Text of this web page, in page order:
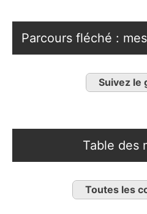
Parcours fléché :
Suivez le
Table des
Toutes les